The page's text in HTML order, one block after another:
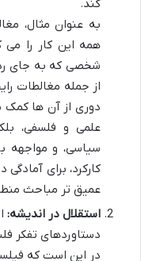
کند.
به عنوان مثال،
همه این کار را
شخصی که به جای
از جمله مغالطات
دوری از آن ها کمک
علمی و فلسفی،
سیاسی، و مواجهه
کارکرد، برای آمادگی
عمیق تر مباحث
استقلال در اندیشه:
دستاوردهای تفکر
در این است که